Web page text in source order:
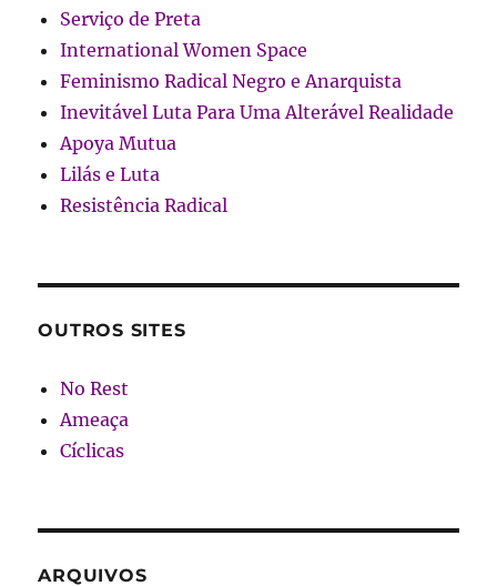
Serviço de Preta
International Women Space
Feminismo Radical Negro e Anarquista
Inevitável Luta Para Uma Alterável Realidade
Apoya Mutua
Lilás e Luta
Resistência Radical
OUTROS SITES
No Rest
Ameaça
Cíclicas
ARQUIVOS